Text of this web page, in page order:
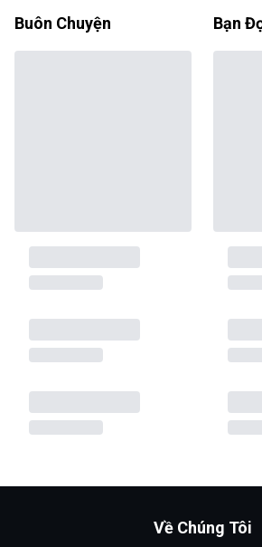
Buôn Chuyện Bạn
Về Chúng Tôi